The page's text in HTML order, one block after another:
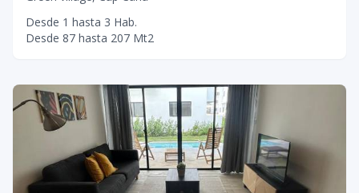
Desde 1 hasta 3 Hab.
Desde 87 hasta 207 Mt2